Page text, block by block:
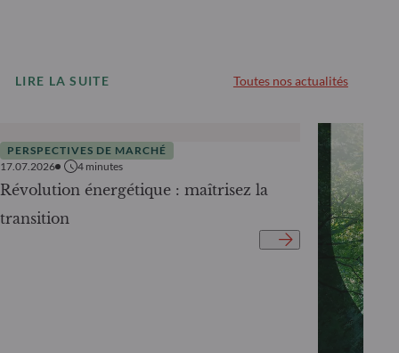
LIRE LA SUITE Toutes nos actualités
PERSPECTIVES DE MARCHÉ
17.07.2026
4 minutes
Révolution énergétique : maîtrisez la
transition